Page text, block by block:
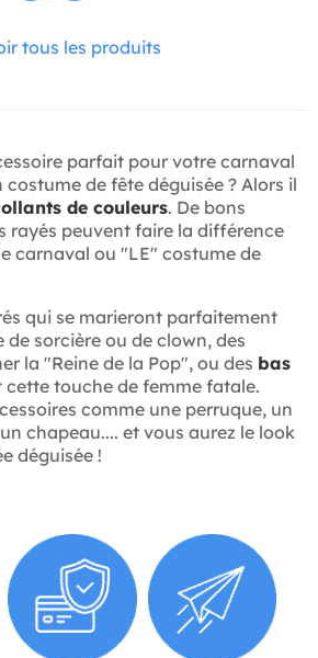
tous les produits
parfait pour votre carnaval
de fête déguisée ? Alors il
de couleurs. De bons
rayés peuvent faire la différence
carnaval ou "LE" costume de
qui se marieront parfaitement
sorcière ou de clown, des
la "Reine de la Pop", ou des bas
touche de femme fatale.
comme une perruque, un
chapeau.... et vous aurez le look
déguisée !